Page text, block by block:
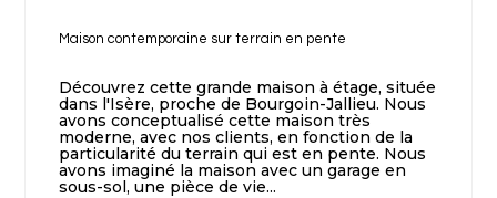
Maison contemporaine sur terrain en pente
Découvrez cette grande maison à étage, située
dans l'Isère, proche de Bourgoin-Jallieu. Nous
avons conceptualisé cette maison très
moderne, avec nos clients, en fonction de la
particularité du terrain qui est en pente. Nous
avons imaginé la maison avec un garage en
sous-sol, une pièce de vie...